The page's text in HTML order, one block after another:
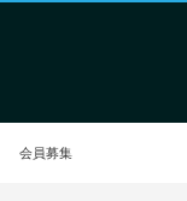
会員募集